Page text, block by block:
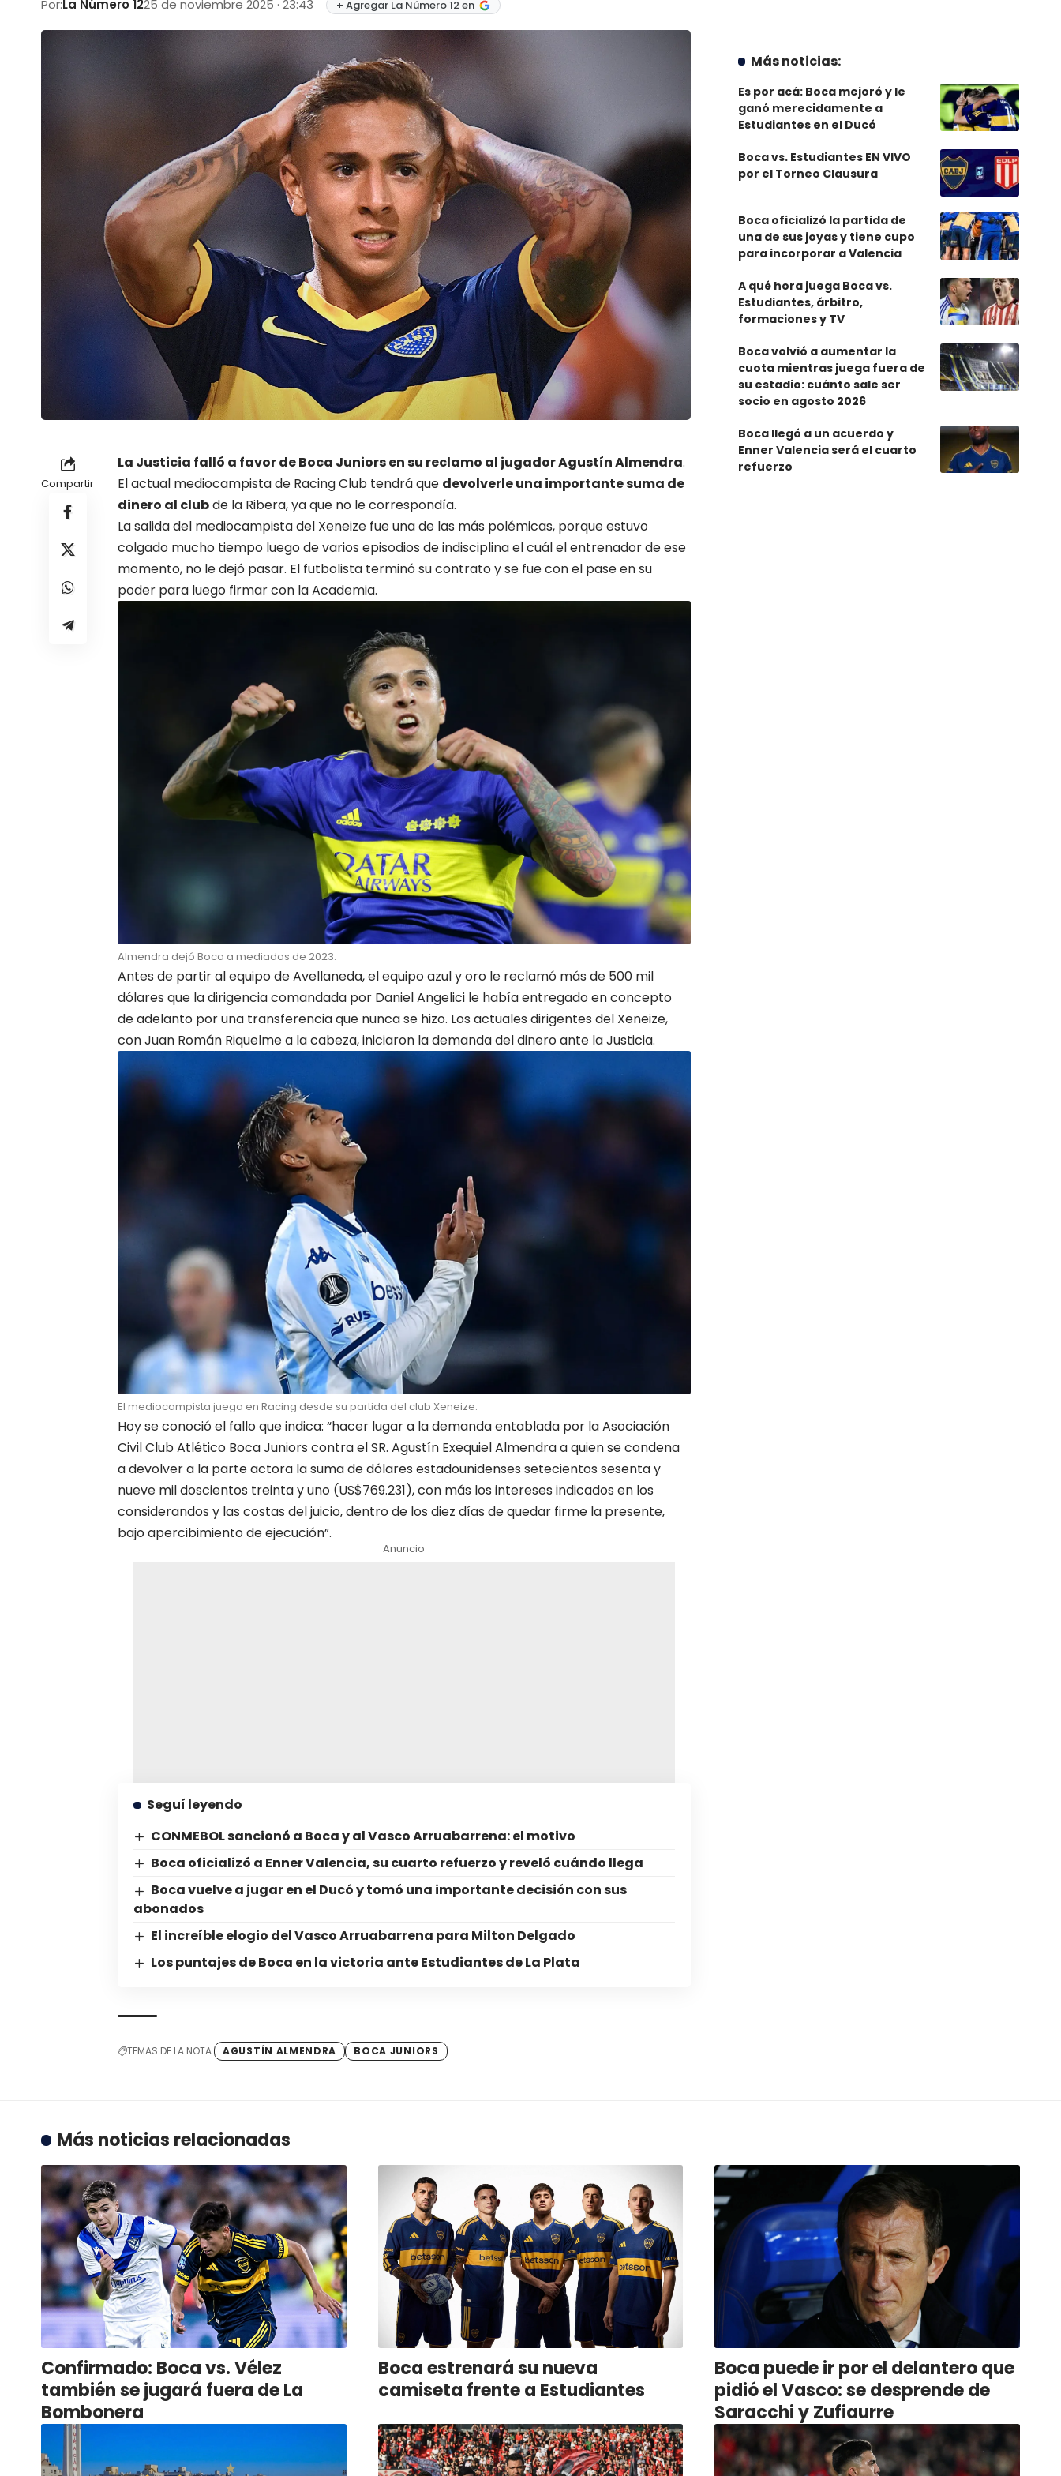
Por:La Número 1225 de noviembre 2025 · 23:43 + Agregar La Número 12 en
Compartir
La Justicia falló a favor deBoca Juniorsen su reclamo al jugadorAgustín Almendra.
El actual mediocampista de Racing Club tendrá que devolverle una importante suma de
dinero al clubde la Ribera, ya que no le correspondía.
La salida del mediocampistadel Xeneize fue una de las más polémicas, porque estuvo
colgado mucho tiempo luego de varios episodios de indisciplina el cuál el entrenador de ese
momento, no le dejó pasar. El futbolista terminó su contrato y se fue con el pase en su
poder para luego firmar con la Academia.
Almendra dejó Boca a mediados de 2023.
Antes de partir al equipo de Avellaneda, el equipo azul y oro le reclamó más de 500 mil
dólares que la dirigencia comandada por Daniel Angelici le había entregado en concepto
de adelanto por una transferencia que nunca se hizo. Los actuales dirigentes del Xeneize,
con Juan Román Riquelme a la cabeza, iniciaron la demanda del dinero ante la Justicia.
El mediocampista juega en Racing desde su partida del club Xeneize.
Hoy se conoció el fallo que indica: “hacer lugar a la demanda entablada por la Asociación
Civil Club Atlético Boca Juniors contra el SR. Agustín Exequiel Almendra a quien se condena
a devolver a la parte actora la suma de dólares estadounidenses setecientos sesenta y
nueve mil doscientos treinta y uno (US$769.231), con más los intereses indicados en los
considerandos y las costas del juicio, dentro de los diez días de quedar firme la presente,
bajo apercibimiento de ejecución”.
Anuncio
Seguí leyendo
CONMEBOL sancionó a Boca y al Vasco Arruabarrena: el motivo
Boca oficializó a Enner Valencia, su cuarto refuerzo y reveló cuándo llega
Boca vuelve a jugar en el Ducó y tomó una importante decisión con sus
abonados
El increíble elogio del Vasco Arruabarrena para Milton Delgado
Los puntajes de Boca en la victoria ante Estudiantes de La Plata
TEMAS DE LA NOTA AGUSTÍN ALMENDRA BOCA JUNIORS
Más noticias:
Es por acá: Boca mejoró y le
ganó merecidamente a
Estudiantes en el Ducó
Boca vs. Estudiantes EN VIVO
por el Torneo Clausura
Boca oficializó la partida de
una de sus joyas y tiene cupo
para incorporar a Valencia
A qué hora juega Boca vs.
Estudiantes, árbitro,
formaciones y TV
Boca volvió a aumentar la
cuota mientras juega fuera de
su estadio: cuánto sale ser
socio en agosto 2026
Boca llegó a un acuerdo y
Enner Valencia será el cuarto
refuerzo
Más noticias relacionadas
Confirmado: Boca vs. Vélez
también se jugará fuera de La
Bombonera
Boca estrenará su nueva
camiseta frente a Estudiantes
Boca puede ir por el delantero que
pidió el Vasco: se desprende de
Saracchi y Zufiaurre